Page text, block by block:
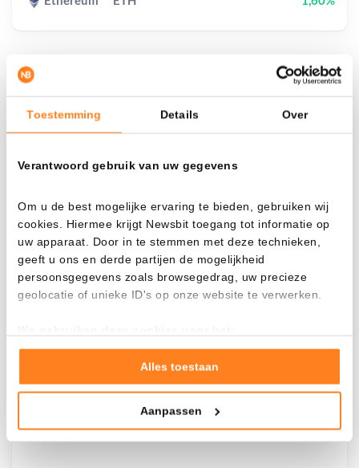
Toestemming Details Over
Verantwoord gebruik van uw gegevens
Om u de best mogelijke ervaring te bieden, gebruiken wij
cookies. Hiermee krijgt Newsbit toegang tot informatie op
uw apparaat. Door in te stemmen met deze technieken,
geeft u ons en derde partijen de mogelijkheid
persoonsgegevens zoals browsegedrag, uw precieze
geolocatie of unieke ID's op onze website te verwerken.
Goed laten functioneren van deze website
Verzamelen van gebruiksstatistieken
Tonen en meten van relevante advertenties
Klik hieronder om ons toestemming te geven om deze
Alles toestaan
Aanpassen
Mira cuánto valor tendrías hoy si hubieras
aplicado el dollar-cost averaging en distintas
Cada
Valor total
$12.102,99
+ $ 7.502,99